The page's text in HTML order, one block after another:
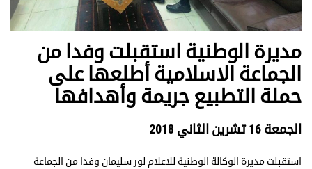
مديرة الوطنية استقبلت وفدا من
الجماعة الاسلامية أطلعها على
حملة التطبيع جريمة وأهدافها
الجمعة 16 تشرين الثاني 2018
استقبلت مديرة الوكالة الوطنية للاعلام لور سليمان وفدا من الجماعة